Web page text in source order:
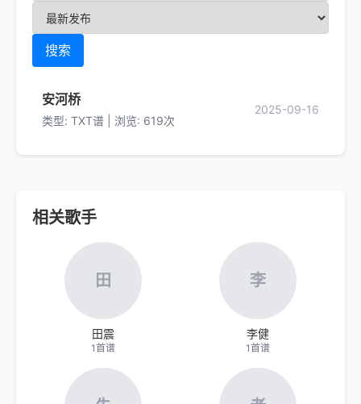
搜索
安河桥
类型: TXT谱 | 浏览: 619次
2025-09-16
相关歌手
田
田震
1首谱
李
李健
1首谱